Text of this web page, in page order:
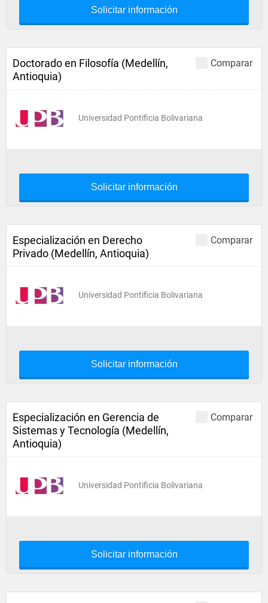
Solicitar información
Comparar
Doctorado en Filosofía (Medellín,
Antioquia)
Universidad Pontificia Bolivariana
Solicitar información
Comparar
Especialización en Derecho
Privado (Medellín, Antioquia)
Universidad Pontificia Bolivariana
Solicitar información
Comparar
Especialización en Gerencia de
Sistemas y Tecnología (Medellín,
Antioquia)
Universidad Pontificia Bolivariana
Solicitar información